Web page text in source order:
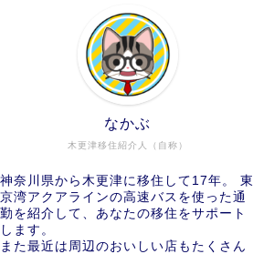
木更津移住紹介人（自称）
なかぶ
神奈川県から木更津に移住して17年。 東
京湾アクアラインの高速バスを使った通
勤を紹介して、あなたの移住をサポート
します。
また最近は周辺のおいしい店もたくさん